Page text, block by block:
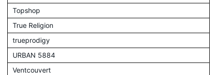
Topshop
True Religion
trueprodigy
URBAN 5884
Ventcouvert